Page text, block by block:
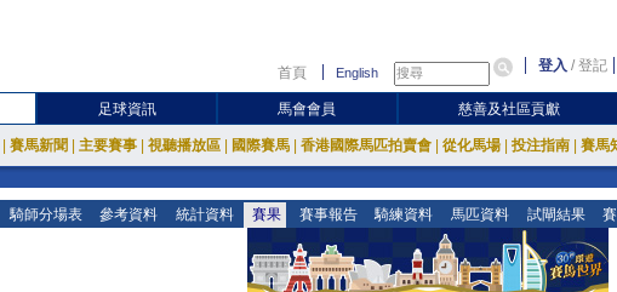
首頁 English 登入 /登記
足球資訊 馬會會員 慈善及社區貢獻
賽馬新聞 主要賽事 視聽播放區 國際賽馬 香港國際馬匹拍賣會 從化馬場 投注指南 賽馬
騎師分場表 參考資料 統計資料 賽果 賽事報告 騎練資料 馬匹資料 試閘結果